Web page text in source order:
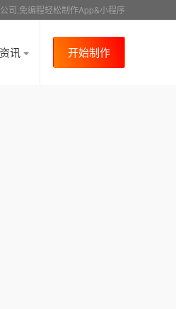
司,免编程轻松制作App&小程序
讯 开始制作